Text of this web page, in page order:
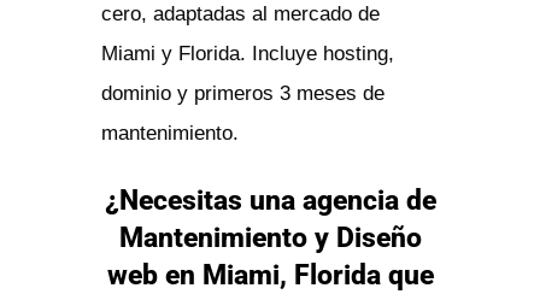
cero, adaptadas al mercado de
Miami y Florida. Incluye hosting,
dominio y primeros 3 meses de
mantenimiento.
¿Necesitas una agencia de
Mantenimiento y Diseño
web en Miami, Florida que